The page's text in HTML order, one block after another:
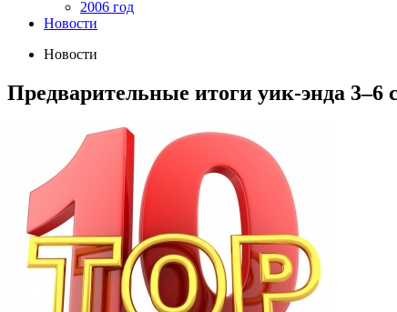
2006 год
Новости
Новости
Предварительные итоги уик-энда 3–6